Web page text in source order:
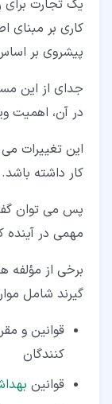
یک تجارت
کاری بر مبنای
پیشروی بر
جدای از این
در آن، اهمیت
این تغییرات
کار داشته باشد.
مهمی در آینده
برخی از مؤلفه
گیرند شامل
قوانین و
کنندگان
قوانین